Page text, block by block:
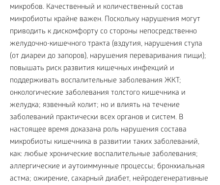
микробов. Качественный и количественный состав
микробиоты крайне важен. Поскольку нарушения могут
приводить к дискомфорту со стороны непосредственно
желудочно-кишечного тракта (вздутия, нарушения стула
(от диареи до запоров), нарушения переваривания пищи);
повышать риск развития кишечных инфекций и
поддерживать воспалительные заболевания ЖКТ;
онкологические заболевания толстого кишечника и
желудка; язвенный колит; но и влиять на течение
заболеваний практически всех органов и систем. В
настоящее время доказана роль нарушения состава
микробиоты кишечника в развитии таких заболеваний,
как: любые хронические воспалительные заболевания;
аллергические и аутоиммунные процессы; бронхиальная
астма; ожирение, сахарный диабет, нейродегенеративные